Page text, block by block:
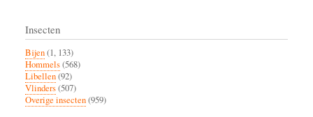
Insecten
Bijen(1, 133)
Hommels(568)
Libellen(92)
Vlinders(507)
Overige insecten(959)